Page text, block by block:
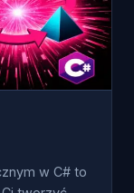
w C# to